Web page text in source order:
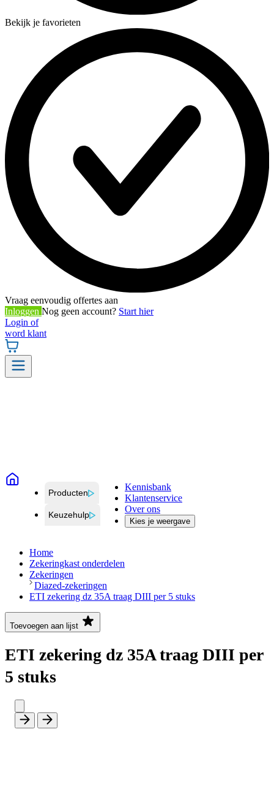
Bekijk je favorieten
Vraag eenvoudig offertes aan
Inloggen Nog geen account? Start hier
Login of
word klant
Producten
Keuzehulp
Kennisbank
Klantenservice
Over ons
Kies je weergave
Home
Zekeringkast onderdelen
Zekeringen
Diazed-zekeringen
ETI zekering dz 35A traag DIII per 5 stuks
Toevoegen aan lijst
ETI zekering dz 35A traag DIII per
5 stuks